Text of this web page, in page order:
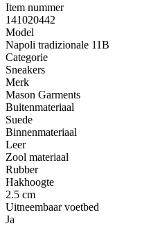
Item nummer
141020442
Model
Napoli tradizionale 11B
Categorie
Sneakers
Merk
Mason Garments
Buitenmateriaal
Suede
Binnenmateriaal
Leer
Zool materiaal
Rubber
Hakhoogte
2.5 cm
Uitneembaar voetbed
Ja